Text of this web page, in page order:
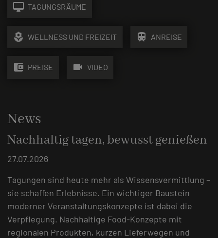
desktop_mac TAGUNGSRÄUME
local_florist WELLNESS UND FREIZEIT train ANREISE
account_balance_wallet PREISE videocam VIDEO
News
Nachhaltig tagen, bewusst genießen
27.07.2026
Tagungen sind heute mehr als Wissensvermittlung –
sie schaffen Erlebnisse. Ein wichtiger Baustein
moderner Veranstaltungskonzepte ist dabei die
Verpflegung. Nachhaltige Food-Konzepte mit
regionalen Produkten, kurzen Lieferwegen und